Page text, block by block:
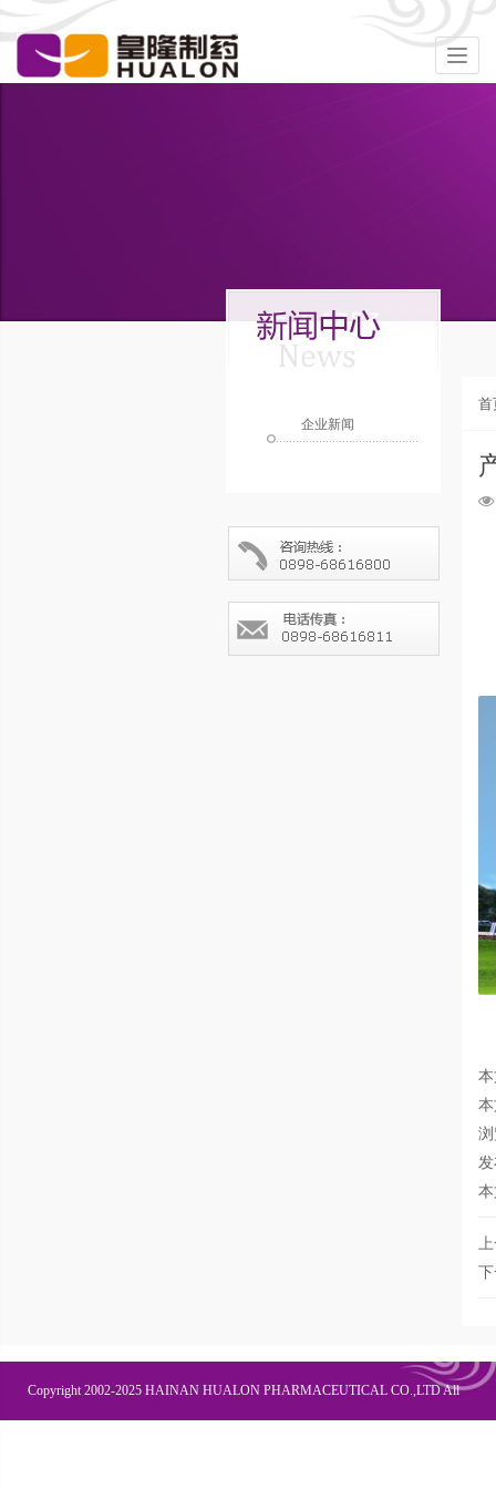
企业新闻
首
Copyright 2002-2025 HAINAN HUALON PHARMACEUTICAL CO.,LTD All